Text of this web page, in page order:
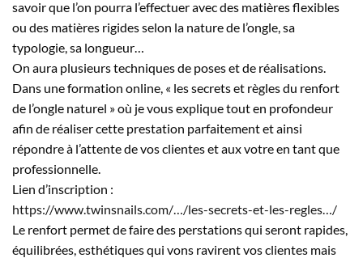
savoir que l’on pourra l’effectuer avec des matières flexibles
ou des matières rigides selon la nature de l’ongle, sa
typologie, sa longueur…
On aura plusieurs techniques de poses et de réalisations.
Dans une formation online, « les secrets et règles du renfort
de l’ongle naturel » où je vous explique tout en profondeur
afin de réaliser cette prestation parfaitement et ainsi
répondre à l’attente de vos clientes et aux votre en tant que
professionnelle.
Lien d’inscription :
https://www.twinsnails.com/…/les-secrets-et-les-regles…/
Le renfort permet de faire des perstations qui seront rapides,
équilibrées, esthétiques qui vons ravirent vos clientes mais